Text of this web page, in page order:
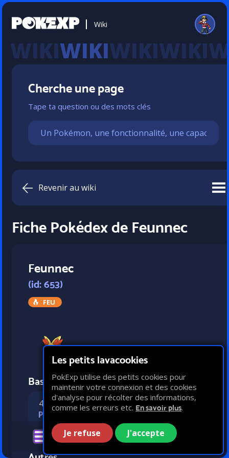
Wiki
WIKI
Cherche une page
Tape ta question ou des mots clés
Revenir au wiki
Fiche Pokédex de Feunnec
Feunnec
(id: 653)
FEU
Bases statistiques
40
PV
54
50
Défense
60
Vitesse
Les petits lavacookies
PokExp utilise des petits cookies pour
maintenir votre connexion et des cookies
d'analyse pour récolter des informations,
comme les erreurs etc. En savoir plus.
Je refuse J'accepte